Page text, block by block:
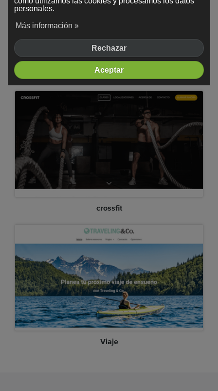
Minimalista
crossfit
Viaje
personales.
Más información »
Rechazar
Aceptar